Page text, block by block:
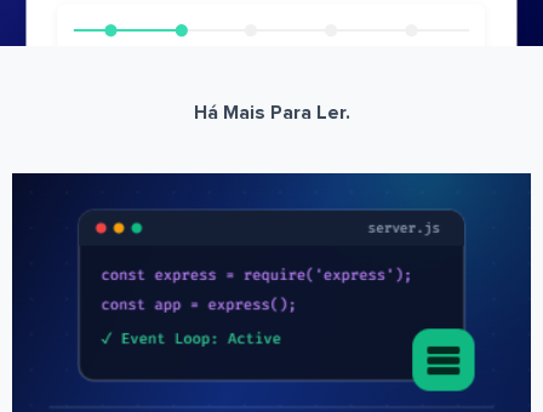
Há Mais Para Ler.